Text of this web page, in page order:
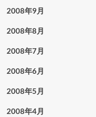
2008年9月
2008年8月
2008年7月
2008年6月
2008年5月
2008年4月